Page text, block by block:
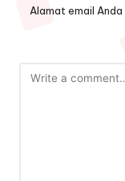
Alamat email